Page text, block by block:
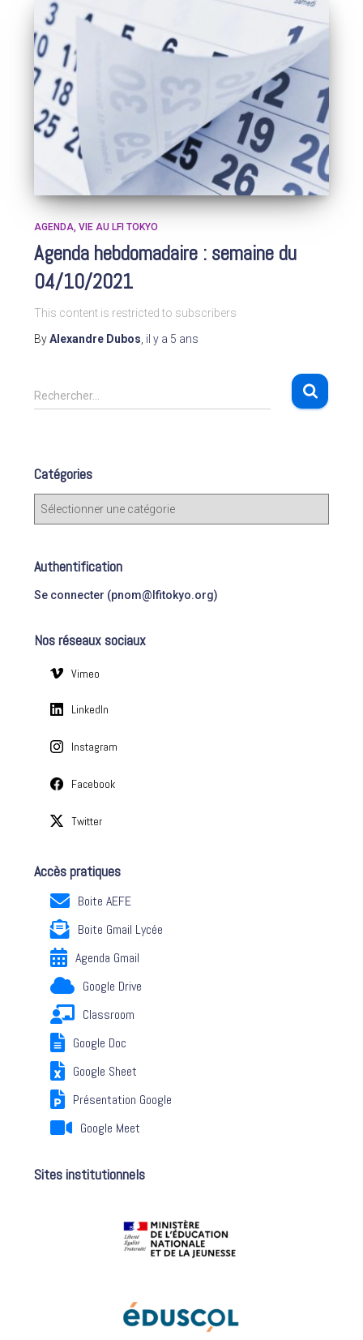
AGENDA VIE AU LFI TOKYO
Agenda hebdomadaire : semaine du
04/10/2021
This content is restricted to subscribers
ByAlexandre Dubos il y a 5 ans
R
e
r
c
Rechercher…
Catégories
C
g
o
e
Authentification
Se connecter (pnom@lfitokyo.org)
Nos réseaux sociaux
Vimeo
LinkedIn
Instagram
Facebook
Twitter
Accès pratiques
Boite AEFE
Boite Gmail Lycée
Agenda Gmail
Google Drive
Classroom
Google Doc
Google Sheet
Présentation Google
Google Meet
Sites institutionnels